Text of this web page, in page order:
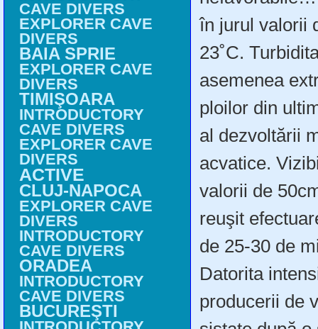
CAVE DIVERS
EXPLORER CAVE
DIVERS
BAIA SPRIE
EXPLORER CAVE
DIVERS
TIMIŞOARA
INTRODUCTORY
CAVE DIVERS
EXPLORER CAVE
DIVERS
ACTIVE
CLUJ-NAPOCA
EXPLORER CAVE
DIVERS
INTRODUCTORY
CAVE DIVERS
ORADEA
INTRODUCTORY
CAVE DIVERS
BUCUREŞTI
în jurul valorii
23˚C.
asemenea
ploilor din
al dezvoltării
acvatice.
valorii de
reuşit
de 25-30 de
Datorita
producerii de